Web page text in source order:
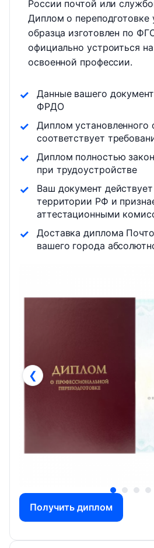
России почтой или
Диплом о переподготовке
образца изготовлен по
официально устроиться
освоенной профессии.
Данные вашего
ФРДО
Диплом установленного
соответствует
Диплом полностью
при трудоустройстве
Ваш документ
территории РФ и
аттестационными
Доставка диплома
вашего города
❮
Получить диплом